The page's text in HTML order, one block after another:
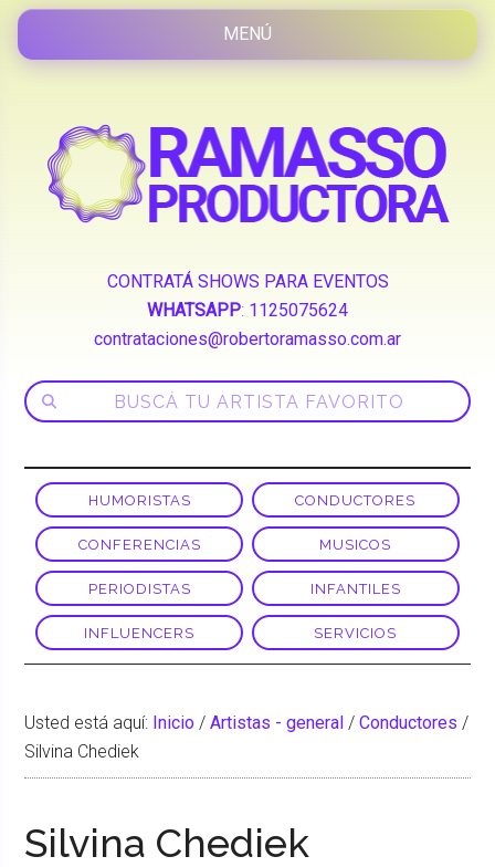
CONTRATÁ SHOWS PARA EVENTOS
WHATSAPP: 1125075624
contrataciones@robertoramasso.com.ar
HUMORISTAS CONDUCTORES
CONFERENCIAS MUSICOS
PERIODISTAS INFANTILES
INFLUENCERS SERVICIOS
Usted está aquí: Inicio / Artistas - general / Conductores /
Silvina Chediek
Silvina Chediek